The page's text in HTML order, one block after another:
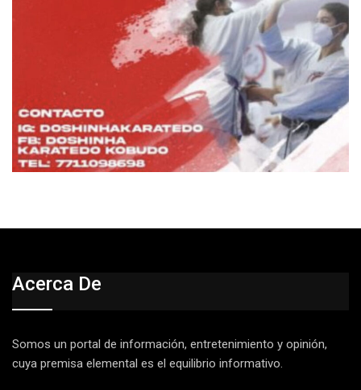
Acerca De
Somos un portal de información, entretenimiento y opinión,
cuya premisa elemental es el equilibrio informativo.